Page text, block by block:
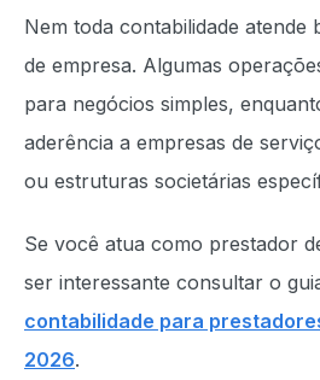
Nem toda contabilidade atende
de empresa. Algumas
para negócios simples,
aderência a empresas de
ou estruturas societárias
Se você atua como prestador
ser interessante consultar o
contabilidade para
2026.